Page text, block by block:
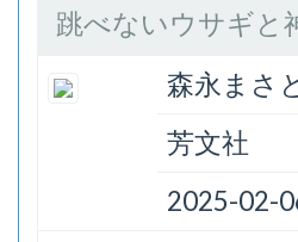
跳べないウサギと
森永まさ
芳文社
2025-02-